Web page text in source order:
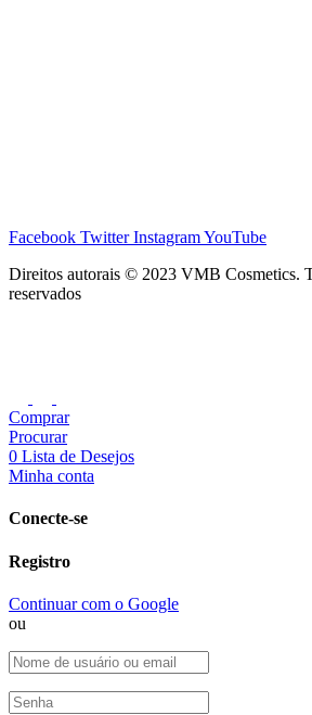
Facebook Twitter InstagramYouTube
Direitos autorais © 2023 VMB Cosmetics.
reservados
Comprar
Procurar
0 Lista de Desejos
Minha conta
Conecte-se
Registro
Continuar com o Google
ou